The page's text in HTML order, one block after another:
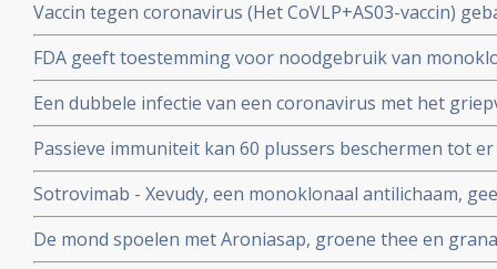
Vaccin tegen coronavirus (Het CoVLP+AS03-vaccin)
stoffen geeft uitstekende bescherming tegen ziek
ziekte (78 procent)
FDA geeft toestemming voor noodgebruik van
(tixagevimab plus cilgavimab) voor preventie van
immuunziekte die niet goed reageren op de
Een dubbele infectie van een coronavirus met het
ziekte en meer ziekenhuisopnames en overlijdingen
studie.
Passieve immuniteit kan 60 plussers beschermen tot
viroloog Jaap Goudsmid
Sotrovimab - Xevudy, een monoklonaal antilichaam,
bij patienten die reeds besmet zijn. EMA gaat snel
gebruik in Europa.
De mond spoelen met Aroniasap, groene thee en
het coronavirus - Covid-19 virus en geeft 80 tot 97